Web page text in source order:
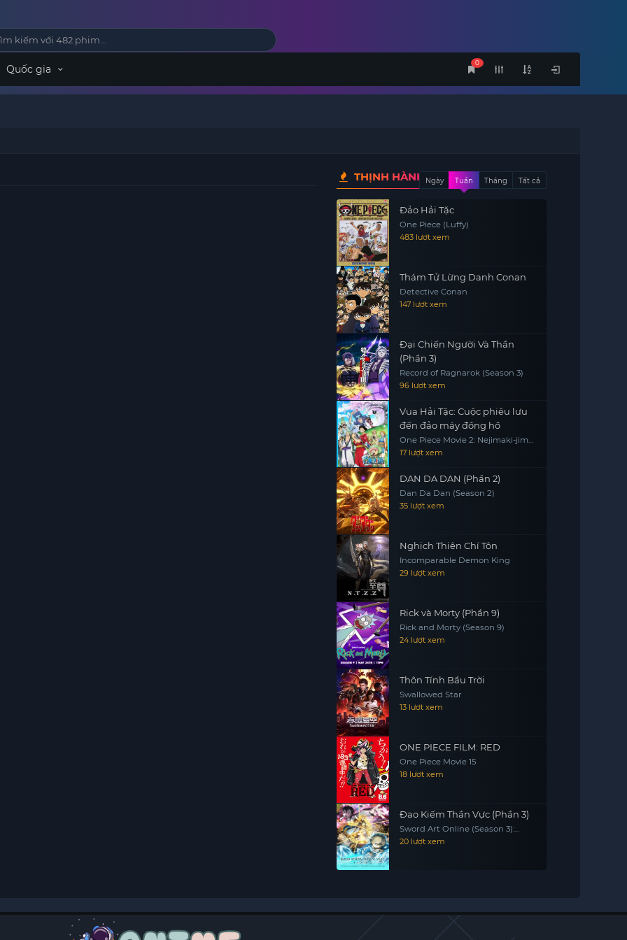
0
Quốc gia
THỊNH HÀNHNgày Tuần Tháng Tất cả
Đảo Hải Tặc
One Piece (Luffy)
483 lượt xem
Thám Tử Lừng Danh Conan
Detective Conan
147 lượt xem
Đại Chiến Người Và Thần
(Phần 3)
Record of Ragnarok (Season 3)
96 lượt xem
Vua Hải Tặc: Cuộc phiêu lưu
đến đảo máy đồng hồ
One Piece Movie 2: Nejimaki-jima
no Daibouken, One Piece:
Nejimakijima no Bouken, One
17 lượt xem
DAN DA DAN (Phần 2)
Dan Da Dan (Season 2)
35 lượt xem
Nghịch Thiên Chí Tôn
Incomparable Demon King
29 lượt xem
Rick và Morty (Phần 9)
Rick and Morty (Season 9)
24 lượt xem
Thôn Tính Bầu Trời
Swallowed Star
13 lượt xem
ONE PIECE FILM: RED
One Piece Movie 15
18 lượt xem
Đao Kiếm Thần Vực (Phần 3)
Sword Art Online (Season 3):
Alicization & War Of Underworld
20 lượt xem